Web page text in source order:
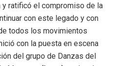
y ratificó el compromiso de la
con este legado y con
todos los movimientos
con la puesta en escena
del grupo de Danzas del